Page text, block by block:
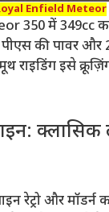
Enfield Meteor
350 में 349cc
की पावर और
राइडिंग इसे
रेट्रो और